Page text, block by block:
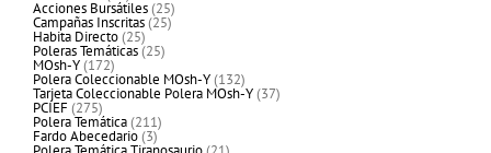
productos
Acciones Bursátiles 2525
productos
Campañas Inscritas 2525
productos
Habita Directo 2525
productos
Poleras Temáticas 2525
productos
MOsh-Y 172172
productos
Polera Coleccionable MOsh-Y 132132
productos
Tarjeta Coleccionable Polera MOsh-Y 3737
productos
PCIEF 275275
productos
Polera Temática 211211
productos
Fardo Abecedario 33
productos 21